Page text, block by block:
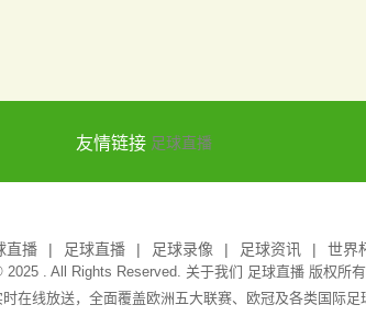
友情链接 足球直播
直播 足球直播 足球录像 足球资讯 世界
2025 . All Rights Reserved. 关于我们 足球直播版权所有
在线放送，全面覆盖欧洲五大联赛、欧冠及各类国际